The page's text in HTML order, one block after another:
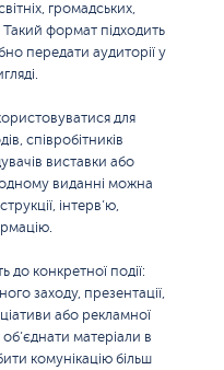
громадських,
Такий формат підходить
передати аудиторії у
для
співробітників
виставки або
одному виданні можна
інтерв’ю,
до конкретної події:
заходу, презентації,
або рекламної
матеріали в
комунікацію більш